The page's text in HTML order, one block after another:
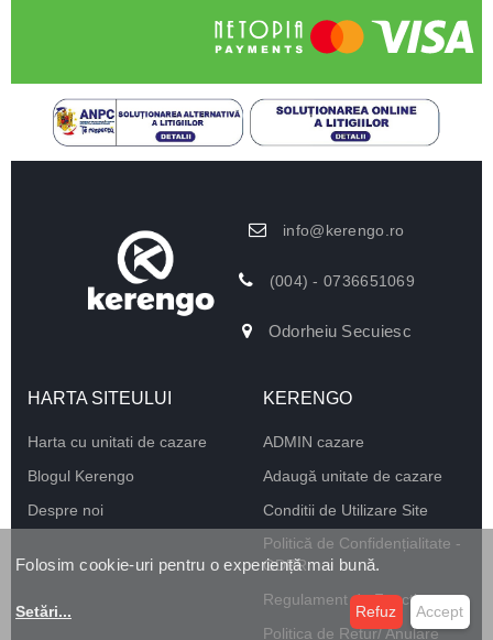
info@kerengo.ro
(004) - 0736651069
Odorheiu Secuiesc
HARTA SITEULUI
Harta cu unitati de cazare
Blogul Kerengo
Despre noi
KERENGO
ADMIN cazare
Adaugă unitate de cazare
Conditii de Utilizare Site
Politică de Confidențialitate -
GDPR
Regulament de Funcționare
Politica de Retur/ Anulare
Folosim cookie-uri pentru o experiență mai bună.
Setări... Refuz Accept